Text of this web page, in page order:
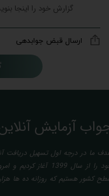
ارسال قبض جوابدهی
آزمایش
ما در درجه اول تسهیل دریافت
خود را از سال 1399
کشور هستیم که روزانه ده ها